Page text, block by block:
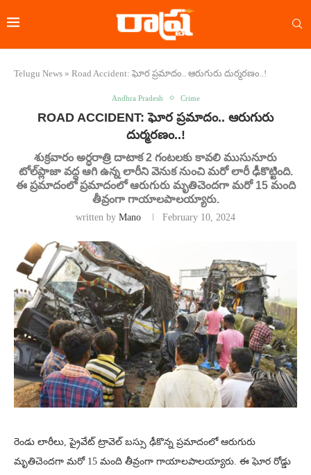
Telugu News » Road Accident: ఘోర ప్రమాదం.. ఆరుగురు దుర్మరణం..!
Andhra Pradesh Crime
ROAD ACCIDENT: ఘోర ప్రమాదం.. ఆరుగురు
దుర్మరణం..!
శుక్రవారం అర్ధరాత్రి దాటాక 2 గంటలకు కావలి ముసునూరు
టోల్‌ప్లాజా వద్ద ఆగి ఉన్న లారీని వెనుక నుంచి మరో లారీ ఢీకొట్టింది.
ఈ ప్రమాదంలో ప్రమాదంలో ఆరుగురు మృతిచెందగా మరో 15 మంది
తీవ్రంగా గాయాలపాలయ్యారు.
written by Mano February 10, 2024
రెండు లారీలు, ప్రైవేట్ ట్రావెల్ బస్సు ఢీకొన్న ప్రమాదంలో ఆరుగురు
మృతిచెందగా మరో 15 మంది తీవ్రంగా గాయాలపాలయ్యారు. ఈ ఘోర రోడ్డు